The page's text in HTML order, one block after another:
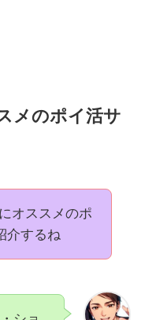
メのポイ活サ
オススメのポ
介するね